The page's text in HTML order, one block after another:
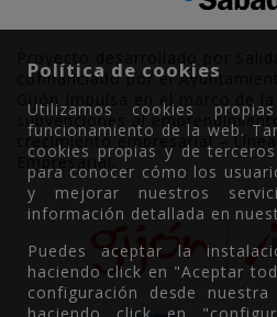
cofinanciado por el
Gijón Impulsa en el marco de
subvenciones al
crecimiento empresarial –
Empresarial.
Política de cookies
Utilizamos cookies
funcionamiento de la web.
cookies propias y de
para conocer cómo los
y mejorar nuestros
información detallada en
Puedes aceptar la
haciendo click en "Aceptar
configuración desde